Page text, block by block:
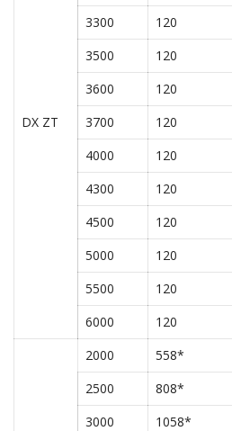
DX ZT
3300
120
3500
120
3600
120
3700
120
4000
120
4300
120
4500
120
5000
120
5500
120
6000
120
2000 558*
2500
808*
3000
1058*